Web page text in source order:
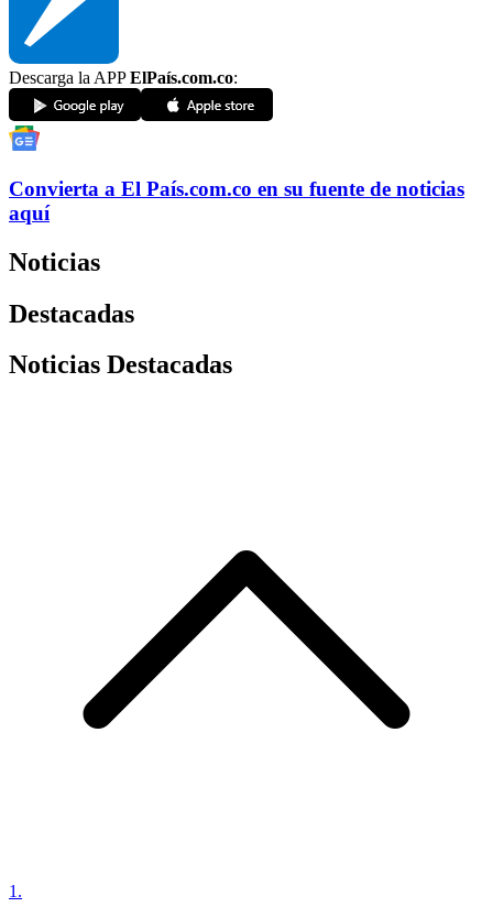
Descarga la APPElPaís.com.co:
Convierta a El País.com.co en su fuente de noticias
aquí
Noticias
Destacadas
Noticias Destacadas
1 .